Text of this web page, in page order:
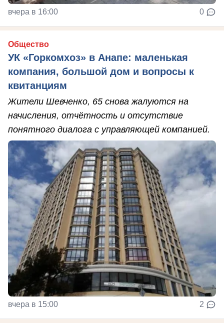
вчера в 16:00 0
Общество
УК «Горкомхоз» в Анапе: маленькая
компания, большой дом и вопросы к
квитанциям
Жители Шевченко, 65 снова жалуются на
начисления, отчётность и отсутствие
понятного диалога с управляющей компанией.
вчера в 15:00 2